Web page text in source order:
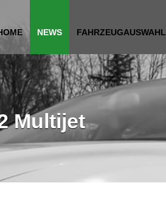
NEWS FAHRZEUGAUSWAHL
Multijet